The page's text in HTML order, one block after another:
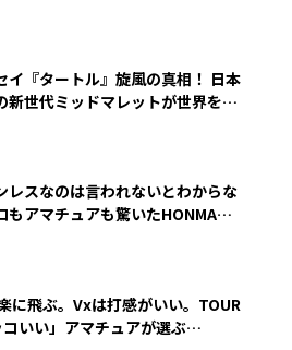
イ『タートル』旋風の真相！ 日本
新世代ミッドマレットが世界を席
レスなのは言われないとわからな
もアマチュアも驚いたHONMA
に飛ぶ。Vxは打感がいい。TOUR
いい」アマチュアが選ぶ